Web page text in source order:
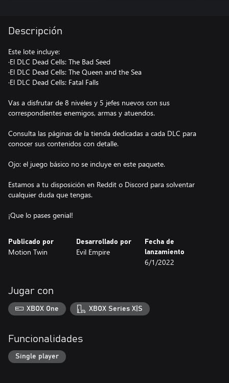
Descripción
Este lote incluye:
·El DLC Dead Cells: The Bad Seed
·El DLC Dead Cells: The Queen and the Sea
·El DLC Dead Cells: Fatal Falls
Vas a disfrutar de 8 niveles y 5 jefes nuevos con sus
correspondientes enemigos, armas y atuendos.
Consulta las páginas de la tienda dedicadas a cada DLC para
conocer sus contenidos con detalle.
Ojo: el juego básico no se incluye en este paquete.
Estamos a tu disposición en Reddit o Discord para solventar
cualquier duda que tengas.
¡Que lo pases genial!
Publicado por
Motion Twin
Desarrollado por
Evil Empire
Fecha de
lanzamiento
6/1/2022
Jugar con
XBOX One XBOX Series X|S
Funcionalidades
Single player